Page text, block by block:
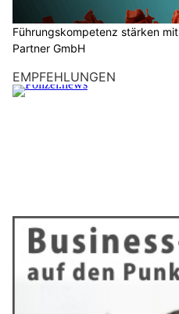
Führungskompetenz stärken
Partner GmbH
EMPFEHLUNGEN